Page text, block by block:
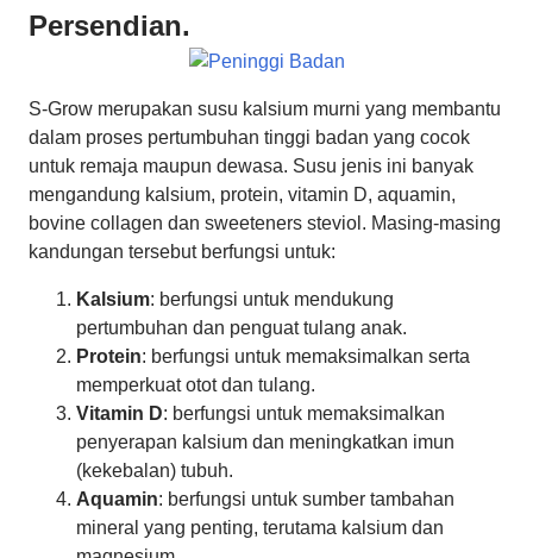
Persendian.
S-Grow merupakan susu kalsium murni yang membantu
dalam proses pertumbuhan tinggi badan yang cocok
untuk remaja maupun dewasa. Susu jenis ini banyak
mengandung kalsium, protein, vitamin D, aquamin,
bovine collagen dan sweeteners steviol. Masing-masing
kandungan tersebut berfungsi untuk:
Kalsium: berfungsi untuk mendukung
pertumbuhan dan penguat tulang anak.
Protein: berfungsi untuk memaksimalkan serta
memperkuat otot dan tulang.
Vitamin D: berfungsi untuk memaksimalkan
penyerapan kalsium dan meningkatkan imun
(kekebalan) tubuh.
Aquamin: berfungsi untuk sumber tambahan
mineral yang penting, terutama kalsium dan